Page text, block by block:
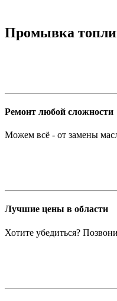
Промывка
Ремонт любой сложности
Можем всё - от замены
Лучшие цены в области
Хотите убедиться?